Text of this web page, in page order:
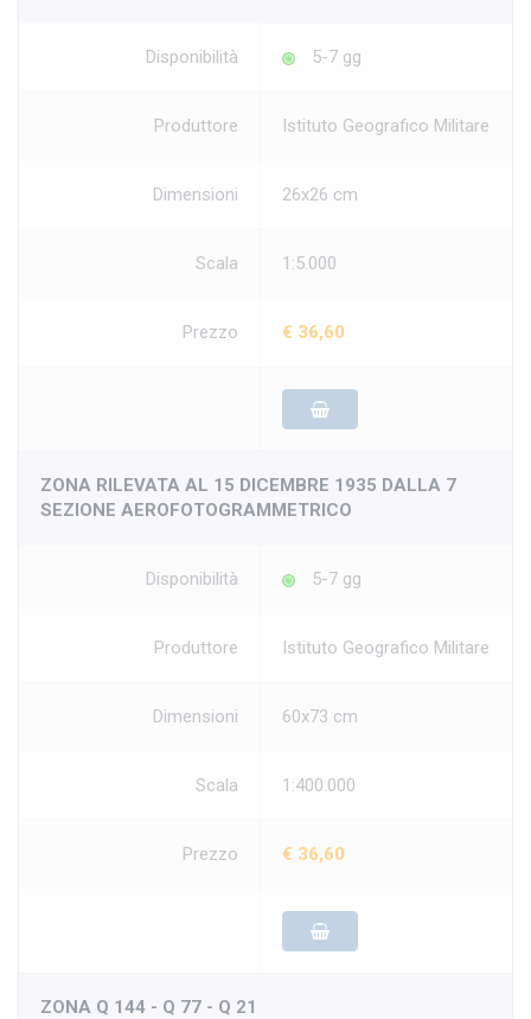
Disponibilità 5-7 gg
Produttore Istituto Geografico Militare
Dimensioni 26x26 cm
Scala 1:5.000
Prezzo € 36,60
ZONA RILEVATA AL 15 DICEMBRE 1935 DALLA 7
SEZIONE AEROFOTOGRAMMETRICO
Disponibilità 5-7 gg
Produttore Istituto Geografico Militare
Dimensioni 60x73 cm
Scala 1:400.000
Prezzo € 36,60
ZONA Q 144 - Q 77 - Q 21